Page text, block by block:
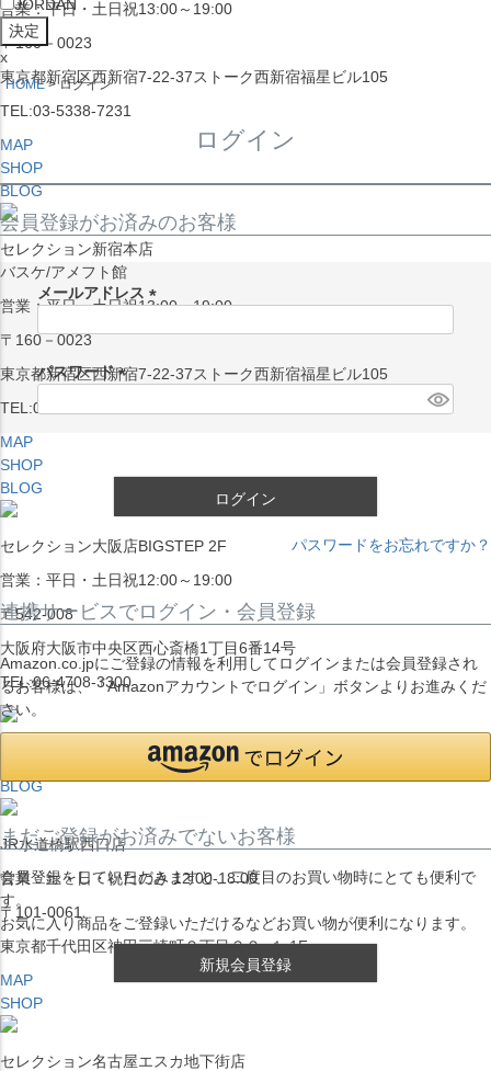
営業：平日・土日祝13:00～19:00
〒160－0023
東京都新宿区西新宿7-22-37ストーク西新宿福星ビル105
TEL:03-5338-7231
MAP
SHOP
BLOG
セレクション新宿本店
バスケ/アメフト館
営業：平日・土日祝13:00～19:00
〒160－0023
東京都新宿区西新宿7-22-37ストーク西新宿福星ビル105
TEL:03-5338-7231
MAP
SHOP
BLOG
セレクション大阪店BIGSTEP 2F
営業：平日・土日祝12:00～19:00
〒542-008
大阪府大阪市中央区西心斎橋1丁目6番14号
TEL:06-4708-3300
MAP
BLOG
JR水道橋駅西口店
営業：土・日・祝日のみ 12:00-18:00
〒101-0061
東京都千代田区神田三崎町２丁目２２−１ 1F
MAP
SHOP
セレクション名古屋エスカ地下街店
JORDAN
x
HOME ログイン
ログイン
会員登録がお済みのお客様
メールアドレス
須
)
パスワード
ログイン
パスワードをお忘れですか？
連携サービスでログイン・会員登録
Amazon.co.jpにご登録の情報を利用してログインまたは会員登録され
るお客様は、「Amazonアカウントでログイン」ボタンよりお進みくだ
さい。
まだご登録がお済みでないお客様
会員登録をしていただきますと、二度目のお買い物時にとても便利で
す。
お気に入り商品をご登録いただけるなどお買い物が便利になります。
新規会員登録